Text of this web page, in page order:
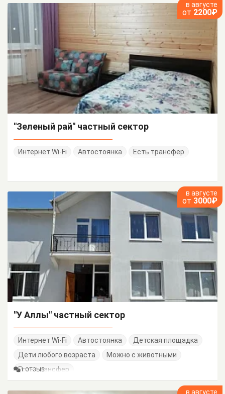
в августе
от 2200₽
"Зеленый рай" частный сектор
Интернет Wi-Fi Автостоянка Есть трансфер
в августе
от 3000₽
"У Аллы" частный сектор
Интернет Wi-Fi Автостоянка
Детская площадка
Дети любого возраста
Можно с животными
Есть трансфер
1 ОТЗЫВ
в августе